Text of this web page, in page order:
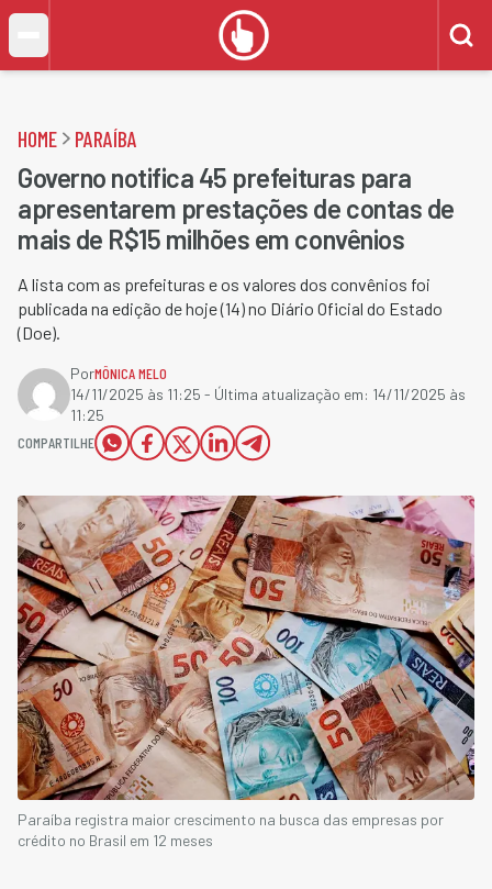
HOME PARAÍBA
Governo notifica 45 prefeituras para
apresentarem prestações de contas de
mais de R$15 milhões em convênios
A lista com as prefeituras e os valores dos convênios foi
publicada na edição de hoje (14) no Diário Oficial do Estado
(Doe).
PorMÔNICA MELO
14/11/2025 às 11:25 - Última atualização em: 14/11/2025 às
11:25
COMPARTILHE
Paraíba registra maior crescimento na busca das empresas por
crédito no Brasil em 12 meses